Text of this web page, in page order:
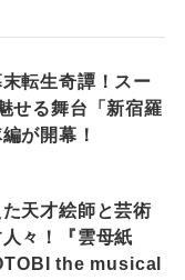
転生奇譚！スー
せる舞台「新宿羅
が開幕！
天才絵師と芸術
々！『雲母紙
the musical